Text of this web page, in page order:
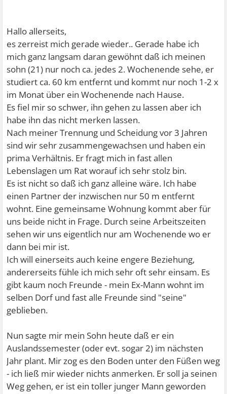
Hallo allerseits,
es zerreist mich gerade wieder.. Gerade habe ich
mich ganz langsam daran gewöhnt daß ich meinen
sohn (21) nur noch ca. jedes 2. Wochenende sehe, er
studiert ca. 60 km entfernt und kommt nur noch 1-2 x
im Monat über ein Wochenende nach Hause.
Es fiel mir so schwer, ihn gehen zu lassen aber ich
habe ihn das nicht merken lassen.
Nach meiner Trennung und Scheidung vor 3 Jahren
sind wir sehr zusammengewachsen und haben ein
prima Verhältnis. Er fragt mich in fast allen
Lebenslagen um Rat worauf ich sehr stolz bin.
Es ist nicht so daß ich ganz alleine wäre. Ich habe
einen Partner der inzwischen nur 50 m entfernt
wohnt. Eine gemeinsame Wohnung kommt aber für
uns beide nicht in Frage. Durch seine Arbeitszeiten
sehen wir uns eigentlich nur am Wochenende wo er
dann bei mir ist.
Ich will einerseits auch keine engere Beziehung,
andererseits fühle ich mich sehr oft sehr einsam. Es
gibt kaum noch Freunde - mein Ex-Mann wohnt im
selben Dorf und fast alle Freunde sind "seine"
geblieben.
Nun sagte mir mein Sohn heute daß er ein
Auslandssemester (oder evt. sogar 2) im nächsten
Jahr plant. Mir zog es den Boden unter den Füßen weg
- ich ließ mir wieder nichts anmerken. Er soll ja seinen
Weg gehen, er ist ein toller junger Mann geworden